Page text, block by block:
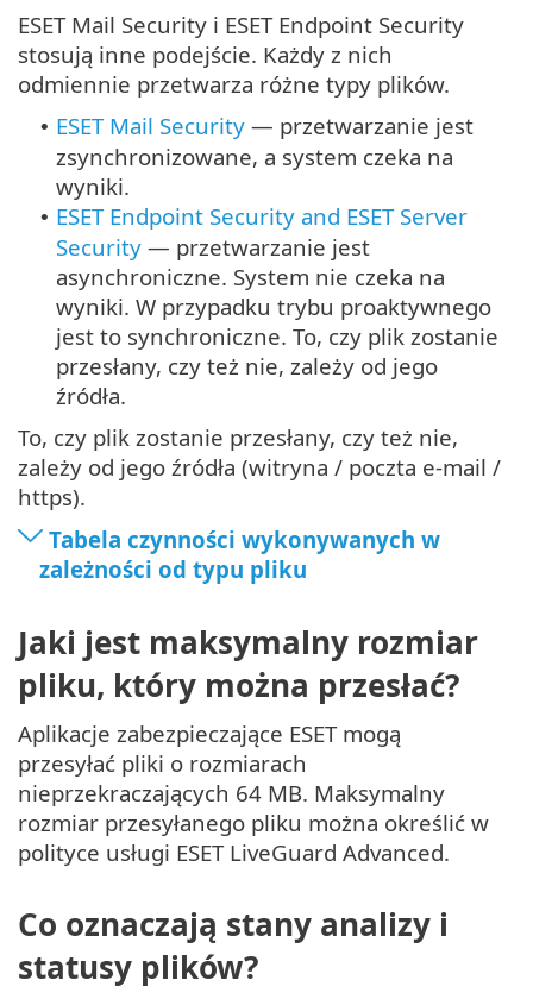
ESET Mail Security i ESET Endpoint Security
stosują inne podejście. Każdy z nich
odmiennie przetwarza różne typy plików.
• ESET Mail Security — przetwarzanie jest
zsynchronizowane, a system czeka na
wyniki.
• ESET Endpoint Security and ESET Server
Security — przetwarzanie jest
asynchroniczne. System nie czeka na
wyniki. W przypadku trybu proaktywnego
jest to synchroniczne. To, czy plik zostanie
przesłany, czy też nie, zależy od jego
źródła.
To, czy plik zostanie przesłany, czy też nie,
zależy od jego źródła (witryna / poczta e-mail /
https).
Tabela czynności wykonywanych w
zależności od typu pliku
Jaki jest maksymalny rozmiar
pliku, który można przesłać?
Aplikacje zabezpieczające ESET mogą
przesyłać pliki o rozmiarach
nieprzekraczających 64 MB. Maksymalny
rozmiar przesyłanego pliku można określić w
polityce usługi ESET LiveGuard Advanced.
Co oznaczają stany analizy i
statusy plików?